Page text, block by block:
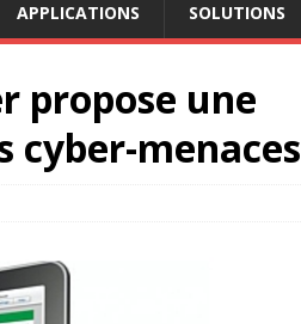
APPLICATIONS SOLUTIONS
propose une
cyber-menaces